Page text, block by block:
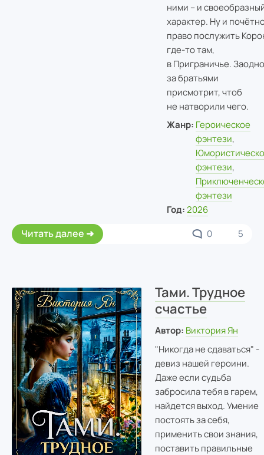
ними – и
характер. Ну и
право послужить
где-то там,
в Приграничье. Заодно
за братьями
присмотрит, чтоб
не натворили чего.
Жанр: Героическое
фэнтези,
фэнтези,
фэнтези
Год: 2026
Читать далее 0 5
Тами. Трудное
счастье
Автор: Виктория Ян
"Никогда не сдаваться" -
девиз нашей героини.
Даже если судьба
забросила тебя в гарем,
найдется выход. Умение
постоять за себя,
применить свои знания,
поставить правильные